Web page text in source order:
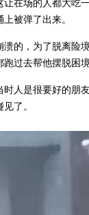
在场的人都大吃
被弹了出来。
的，为了脱离险
过去帮他摆脱困境
人是很要好的朋
了。